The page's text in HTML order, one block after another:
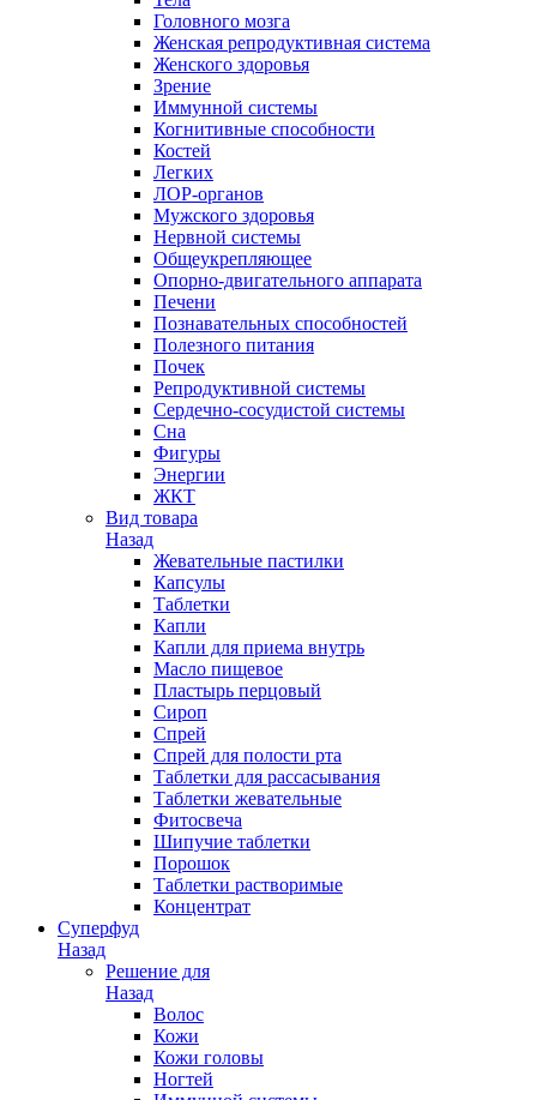
Головного мозга
Женская репродуктивная система
Женского здоровья
Зрение
Иммунной системы
Когнитивные способности
Костей
Легких
ЛОР-органов
Мужского здоровья
Нервной системы
Общеукрепляющее
Опорно-двигательного аппарата
Печени
Познавательных способностей
Полезного питания
Почек
Репродуктивной системы
Сердечно-сосудистой системы
Сна
Фигуры
Энергии
ЖКТ
Вид товара
Назад
Жевательные пастилки
Капсулы
Таблетки
Капли
Капли для приема внутрь
Масло пищевое
Пластырь перцовый
Сироп
Спрей
Спрей для полости рта
Таблетки для рассасывания
Таблетки жевательные
Фитосвеча
Шипучие таблетки
Порошок
Таблетки растворимые
Концентрат
Суперфуд
Назад
Решение для
Назад
Волос
Кожи
Кожи головы
Ногтей